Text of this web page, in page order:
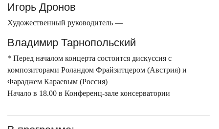
Игорь Дронов
Художественный руководитель —
Владимир Тарнопольский
* Перед началом концерта состоится дискуссия с
композиторами Роландом Фрайзитцером (Австрия) и
Фараджем Караевым (Россия)
Начало в 18.00 в Конференц-зале консерватории